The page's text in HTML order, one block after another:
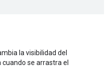
la visibilidad del
se arrastra el